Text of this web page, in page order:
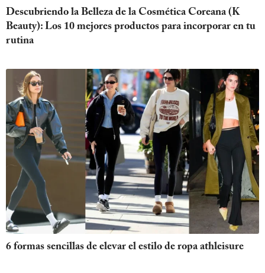
Descubriendo la Belleza de la Cosmética Coreana (K
Beauty): Los 10 mejores productos para incorporar en tu
rutina
6 formas sencillas de elevar el estilo de ropa athleisure